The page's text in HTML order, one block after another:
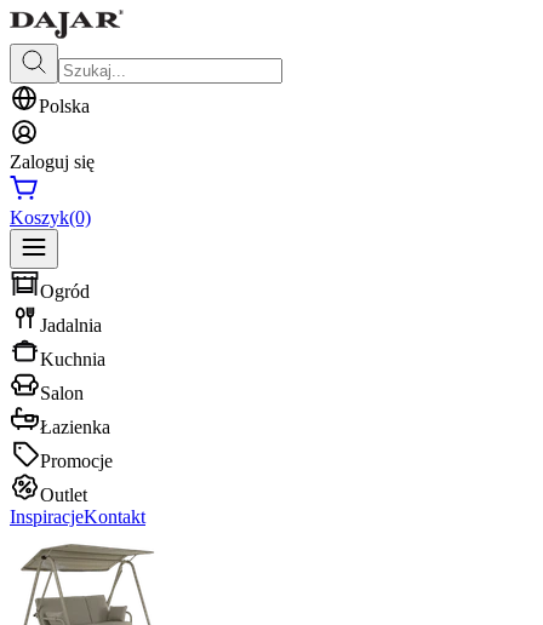
Polska
Zaloguj się
Koszyk(0)
Ogród
Jadalnia
Kuchnia
Salon
Łazienka
Promocje
Outlet
InspiracjeKontakt